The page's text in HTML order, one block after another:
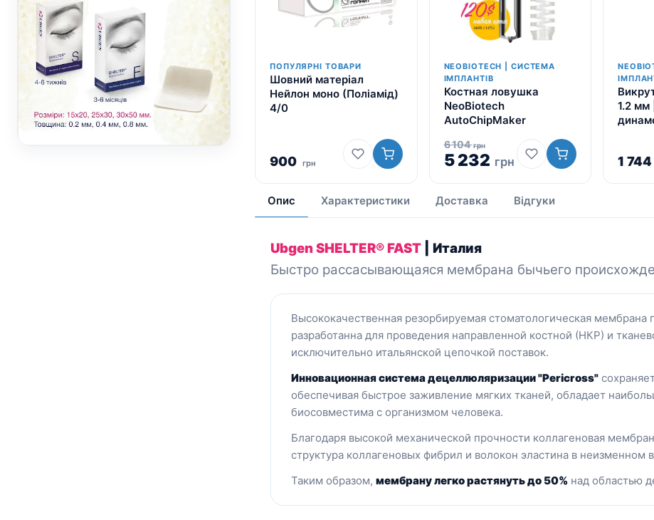
ПОПУЛЯРНІ ТОВАРИ
Шовний матеріал
Нейлон моно (Поліамід)
4/0
900 грн
NEOBIOTECH | СИСТЕМА
ІМПЛАНТІВ
Костная ловушка
NeoBiotech
AutoChipMaker
6 104грн
5 232 грн
1.2 мм
1 744
Опис Характеристики Доставка Відгуки
Ubgen SHELTER® FAST
| Италия
Быстро рассасывающаяся мембрана бычьего
Высококачественная резорбируемая стоматологическая мембрана
разработанна для проведения направленной костной (НКР) и
исключительно итальянской цепочкой поставок.
Инновационная система децеллюляризации "Pericross"
обеспечивая быстрое заживление мягких тканей, обладает
биосовместима с организмом человека.
Благодаря высокой механической прочности коллагеновая
структура коллагеновых фибрил и волокон эластина в неизменном
Таким образом, мембрану легко растянуть до 50% над областью